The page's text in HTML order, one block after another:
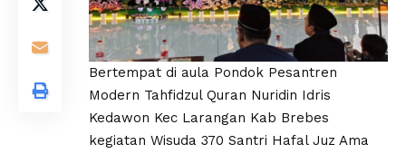
Bertempat di aula Pondok Pesantren
Modern Tahfidzul Quran Nuridin Idris
Kedawon Kec Larangan Kab Brebes
kegiatan Wisuda 370 Santri Hafal Juz Ama